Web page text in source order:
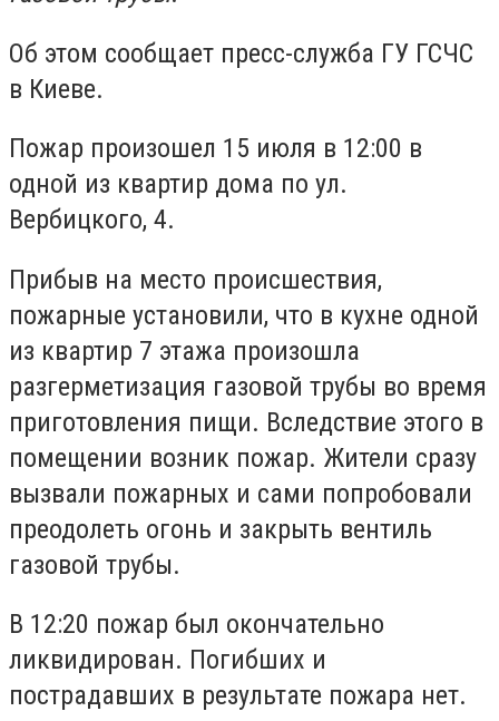
Об этом сообщает пресс-служба ГУ ГСЧС
в Киеве.
Пожар произошел 15 июля в 12:00 в
одной из квартир дома по ул.
Вербицкого, 4.
Прибыв на место происшествия,
пожарные установили, что в кухне одной
из квартир 7 этажа произошла
разгерметизация газовой трубы во время
приготовления пищи. Вследствие этого в
помещении возник пожар. Жители сразу
вызвали пожарных и сами попробовали
преодолеть огонь и закрыть вентиль
газовой трубы.
В 12:20 пожар был окончательно
ликвидирован. Погибших и
пострадавших в результате пожара нет.